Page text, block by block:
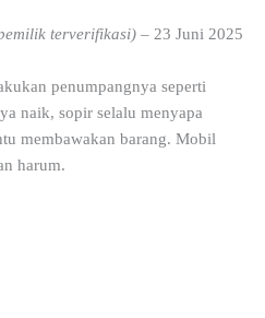
terverifikasi) – 23 Juni 2025
penumpangnya seperti
naik, sopir selalu menyapa
membawakan barang. Mobil
harum.